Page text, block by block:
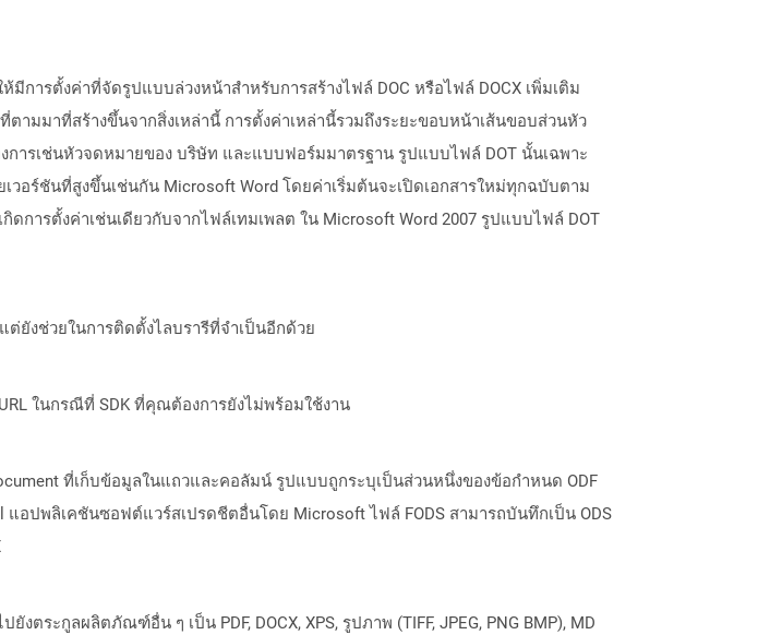
การตั้งค่าที่จัดรูปแบบล่วงหน้าสำหรับการสร้างไฟล์ DOC หรือไฟล์ DOCX เพิ่มเติม
ามมาที่สร้างขึ้นจากสิ่งเหล่านี้ การตั้งค่าเหล่านี้รวมถึงระยะขอบหน้าเส้นขอบส่วนหัว
การเช่นหัวจดหมายของ บริษัท และแบบฟอร์มมาตรฐาน รูปแบบไฟล์ DOT นั้นเฉพาะ
อร์ชันที่สูงขึ้นเช่นกัน Microsoft Word โดยค่าเริ่มต้นจะเปิดเอกสารใหม่ทุกฉบับตาม
การตั้งค่าเช่นเดียวกับจากไฟล์เทมเพลต ใน Microsoft Word 2007 รูปแบบไฟล์ DOT
ต่ยังช่วยในการติดตั้งไลบรารีที่จำเป็นอีกด้วย
ในกรณีที่ SDK ที่คุณต้องการยังไม่พร้อมใช้งาน
ที่เก็บข้อมูลในแถวและคอลัมน์ รูปแบบถูกระบุเป็นส่วนหนึ่งของข้อกำหนด ODF
แอปพลิเคชันซอฟต์แวร์สเปรดชีตอื่นโดย Microsoft ไฟล์ FODS สามารถบันทึกเป็น ODS
ระกูลผลิตภัณฑ์อื่น ๆ เป็น PDF, DOCX, XPS, รูปภาพ (TIFF, JPEG, PNG BMP), MD